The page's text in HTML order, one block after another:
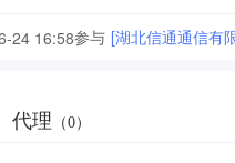
24 16:58参与 [湖北信通通信有
代理 （0）